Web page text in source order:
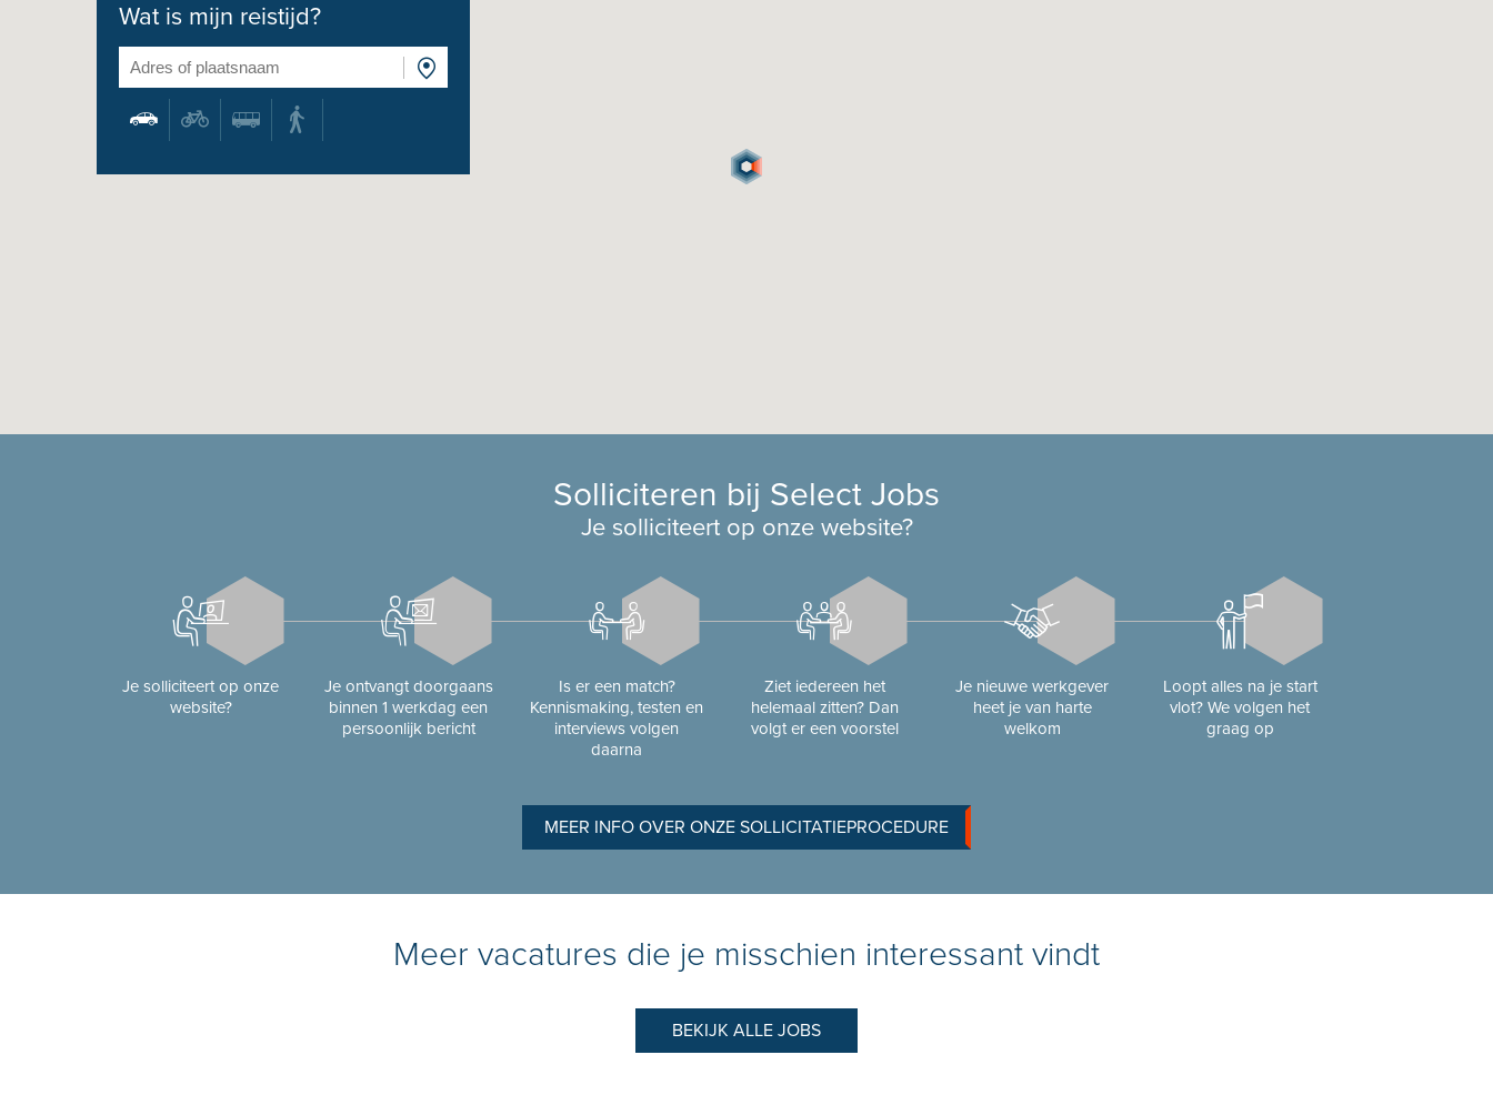
Wat is mijn reistijd?
Solliciteren bij Select Jobs
Je solliciteert op onze website?
Je solliciteert op onze
website?
Je ontvangt doorgaans
binnen 1 werkdag een
persoonlijk bericht
Is er een match?
Kennismaking, testen en
interviews volgen
daarna
Ziet iedereen het
helemaal zitten? Dan
volgt er een voorstel
Je nieuwe werkgever
heet je van harte
welkom
Loopt alles na je start
vlot? We volgen het
graag op
MEER INFO OVER ONZE SOLLICITATIEPROCEDURE
Meer vacatures die je misschien interessant vindt
BEKIJK ALLE JOBS